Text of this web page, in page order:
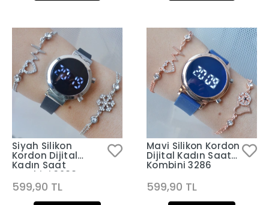
Siyah Silikon
Kordon Dijital
Kadın Saat
Kombini 3288
599,90 TL
Mavi Silikon Kordon
Dijital Kadın Saat
Kombini 3286
599,90 TL